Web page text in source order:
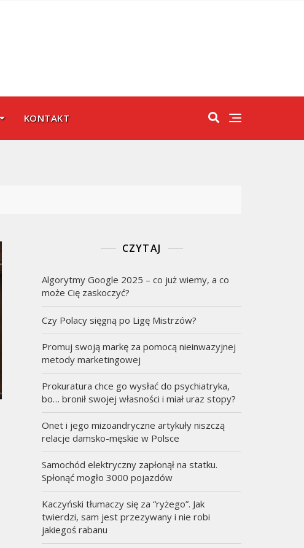
KONTAKT
CZYTAJ
Algorytmy Google 2025 – co już wiemy, a co
może Cię zaskoczyć?
Czy Polacy sięgną po Ligę Mistrzów?
Promuj swoją markę za pomocą nieinwazyjnej
metody marketingowej
Prokuratura chce go wysłać do psychiatryka,
bo… bronił swojej własności i miał uraz stopy?
Onet i jego mizoandryczne artykuły niszczą
relacje damsko-męskie w Polsce
Samochód elektryczny zapłonął na statku.
Spłonąć mogło 3000 pojazdów
Kaczyński tłumaczy się za “ryżego”. Jak
twierdzi, sam jest przezywany i nie robi
jakiegoś rabanu